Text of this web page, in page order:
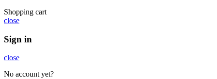
Shopping cart
close
Sign in
close
No account yet?